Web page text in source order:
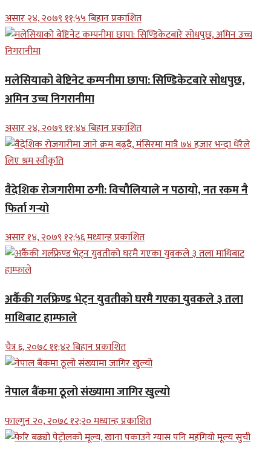
असार २४, २०७९ ११;५५ बिहान प्रकाशित
मलेसियाको बेष्टिनेट कम्पनीमा छापा: सिण्डिकेटबारे सोधपुछ,
अमिन उच्च निगरानीमा
असार २४, २०७९ ११;४४ बिहान प्रकाशित
वैदेशिक रोजगारीमा ठगी: विचौलियाले न पठायो, नत रकम नै
फिर्ता गर्‍यो
असार १४, २०७९ १२;५६ मध्यान्ह प्रकाशित
अर्कैकी गर्लफ्रेण्ड भेट्न युवतीको घरमै गएका युवकले ३ तला
माथिबाट हाम्फाले
चैत्र ६, २०७८ ११;४२ बिहान प्रकाशित
नेपाल बैंकमा ठूलो संख्यामा जागिर खुल्यो
फाल्गुन २०, २०७८ १२;२० मध्यान्ह प्रकाशित